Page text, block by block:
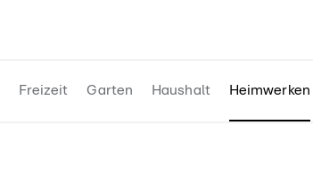
Freizeit Garten Haushalt Heimwerken